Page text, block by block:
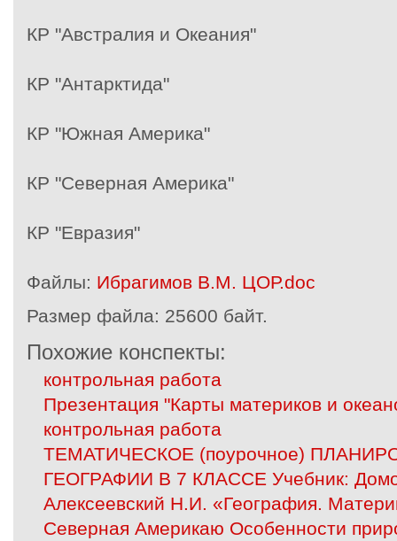
КР "Австралия и Океания"
КР "Антарктида"
КР "Южная Америка"
КР "Северная Америка"
КР "Евразия"
Файлы: Ибрагимов В.М. ЦОР.doc
Размер файла: 25600 байт.
Похожие конспекты:
контрольная работа
Презентация "Карты материков и
контрольная работа
ТЕМАТИЧЕСКОЕ (поурочное)
ГЕОГРАФИИ В 7 КЛАССЕ Учебник:
Алексеевский Н.И. «География.
Северная Америкаю Особенности